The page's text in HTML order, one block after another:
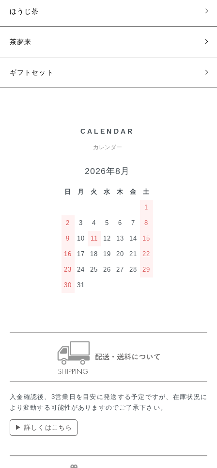
ほうじ茶
茶夢来
ギフトセット
CALENDAR
カレンダー
2026年8月
日 月 火 水 木 金 土
1
2 3 4 5 6 7 8
9 10 11 12 13 14 15
16 17 18 19 20 21 22
23 24 25 26 27 28 29
30 31
入金確認後、3営業日を目安に発送する予定ですが、在庫状況に
より変動する可能性がありますのでご了承下さい。
▶ 詳しくはこちら